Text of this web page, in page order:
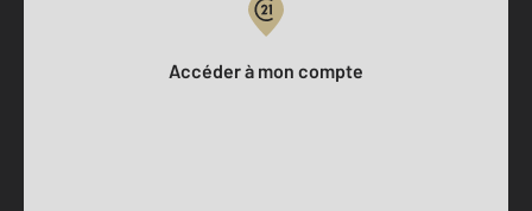
Accéder à mon compte